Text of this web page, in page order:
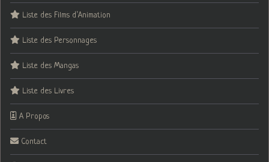
Liste des Films d’Animation
Liste des Personnages
Liste des Mangas
Liste des Livres
A Propos
Contact